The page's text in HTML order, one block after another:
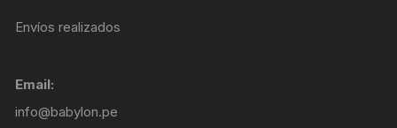
Envíos realizados
Email:
info@babylon.pe